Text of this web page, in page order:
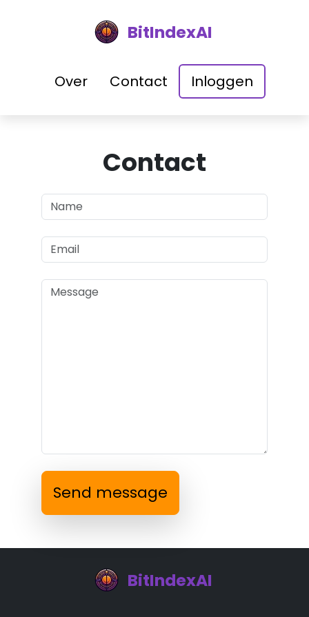
BitIndexAI
Over Contact Inloggen
Contact
Send message
BitIndexAI